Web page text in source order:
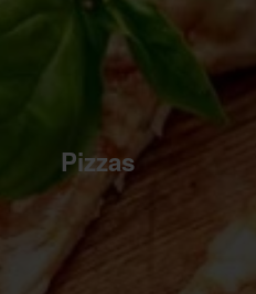
Pizzas